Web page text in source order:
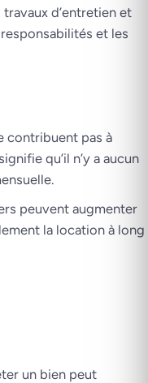
d’entretien et
et les
contribuent pas à
qu’il n’y a aucun
peuvent augmenter
la location à long
un bien peut